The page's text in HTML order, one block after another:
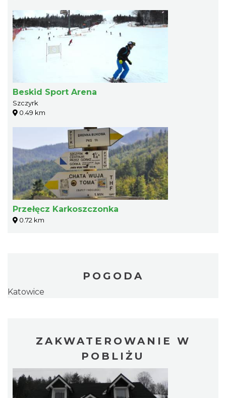
Beskid Sport Arena
Szczyrk
0.49 km
Przełęcz Karkoszczonka
0.72 km
POGODA
Katowice
ZAKWATEROWANIE W
POBLIŻU